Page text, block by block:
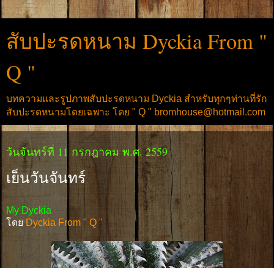
สับปะรดหนาม Dyckia From "
Q "
บทความและรูปภาพสับปะรดหนาม Dyckia สำหรับทุกๆท่านที่รัก
สับปะรดหนามโดยเฉพาะ โดย " Q " bromhouse@hotmail.com
วันจันทร์ที่ 11 กรกฎาคม พ.ศ. 2559
เย็นวันจันทร์
My Dyckia
โดยDyckia From " Q "